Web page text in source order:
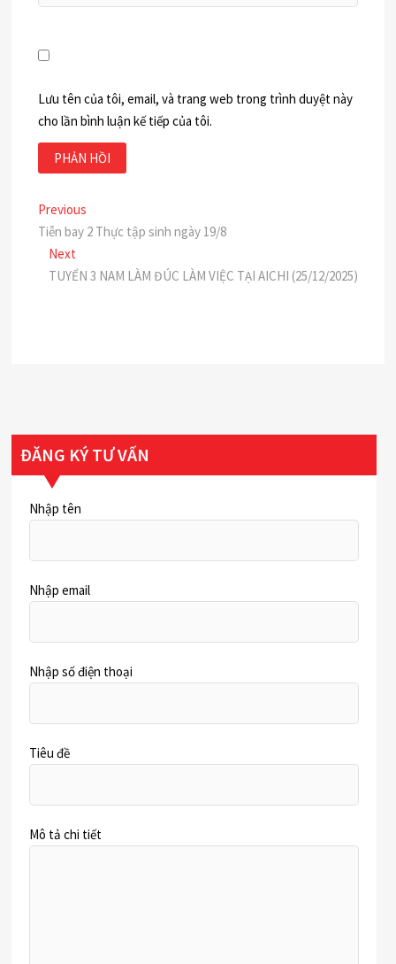
Lưu tên của tôi, email, và trang web trong trình duyệt này
cho lần bình luận kế tiếp của tôi.
Điều
hướng
bài
Previous
post:
Tiễn bay 2 Thực tập sinh ngày 19/8
NextNext
post:
TUYỂN 3 NAM LÀM ĐÚC LÀM VIỆC TẠI AICHI (25/12/2025)
ĐĂNG KÝ TƯ VẤN
Nhập tên
Nhập email
Nhập số điện thoại
Tiêu đề
Mô tả chi tiết